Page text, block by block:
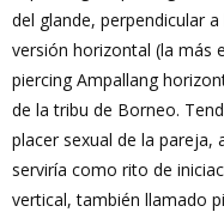
del glande, perpendicular
versión horizontal (la más
piercing Ampallang
de la tribu de Borneo.
placer sexual de la pareja,
serviría como rito de
vertical, también llamado